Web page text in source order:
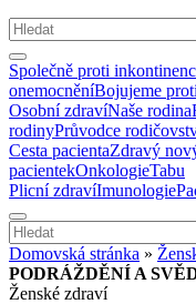
Společně proti
onemocněníBojujeme
Osobní zdravíNaše rodina
rodinyPrůvodce
Cesta pacientaZdravý
pacientekOnkologieTabu
Plicní zdravíImunologie
Domovská stránka »
PODRÁŽDĚNÍ A
Ženské zdraví